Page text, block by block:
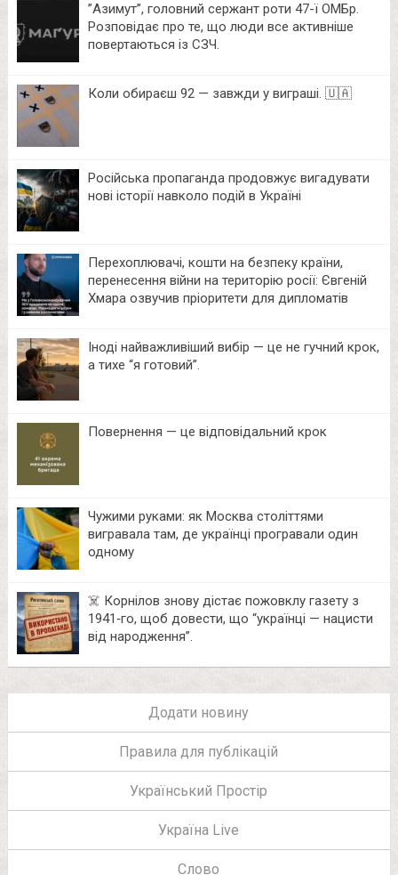
⁨”Азимут”, головний сержант роти 47-ї ОМБр.
Розповідає про те, що люди все активніше
повертаються із СЗЧ.
Коли обираєш 92 — завжди у виграші. 🇺🇦
Російська пропаганда продовжує вигадувати
нові історії навколо подій в Україні
Перехоплювачі, кошти на безпеку країни,
перенесення війни на територію росії: Євгеній
Хмара озвучив пріоритети для дипломатів
Іноді найважливіший вибір — це не гучний крок,
а тихе “я готовий”.
Повернення — це відповідальний крок
Чужими руками: як Москва століттями
вигравала там, де українці програвали один
одному
☠️ Корнілов знову дістає пожовклу газету з
1941‑го, щоб довести, що “українці — нацисти
від народження”.
Додати новину
Правила для публікацій
Український Простір
Україна Live
Слово